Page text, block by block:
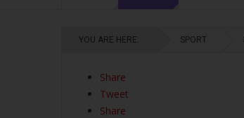
YOU ARE HERE: SPORT
Share
Tweet
Share